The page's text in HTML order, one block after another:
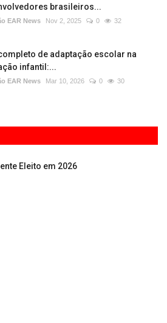
brasileiros...
EAR News Nov 2, 2025 0 32
de adaptação escolar na
infantil:...
EAR News Mar 10, 2026 0 30
Eleito em 2026